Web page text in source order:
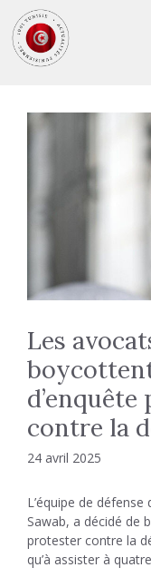
au
contenu
Les
contre la
24 avril 2025
L’équipe de
Sawab, a décidé de
protester contre la
qu’à assister à